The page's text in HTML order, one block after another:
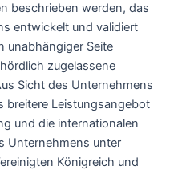
beschrieben werden, das
entwickelt und validiert
unabhängiger Seite
zugelassene
Sicht des Unternehmens
breitere Leistungsangebot
und die internationalen
Unternehmens unter
Königreich und